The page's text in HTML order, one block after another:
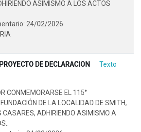
ASIMISMO A LOS ACTOS
24/02/2026
PROYECTO DE DECLARACION
Texto
CONMEMORARSE EL 115°
DE LA LOCALIDAD DE SMITH,
CASARES, ADHIRIENDO ASIMISMO A